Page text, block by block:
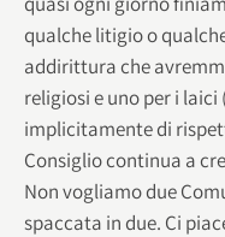
qualche litigio o
addirittura che
religiosi e uno per i
implicitamente di
Consiglio continua a
Non vogliamo due
spaccata in due. Ci